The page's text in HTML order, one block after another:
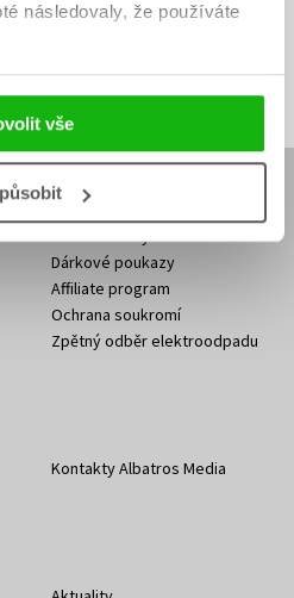
následovaly, že používáte
vše
zpracováním osobních údajů.
Přihlásit se
Knižní novinky
Dárkové poukazy
Affiliate program
Ochrana soukromí
Zpětný odběr elektroodpadu
Kontakty Albatros Media